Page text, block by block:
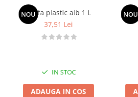
NOU
Scafa plastic alb 1 L
37,51 Lei
IN STOC
ADAUGA IN COS
NOU